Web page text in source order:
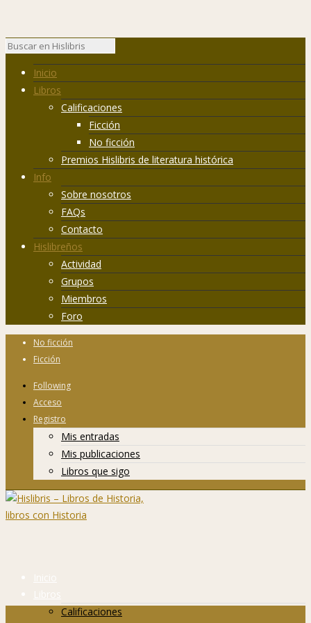
Inicio
Libros
Calificaciones
Ficción
No ficción
Premios Hislibris de literatura histórica
Info
Sobre nosotros
FAQs
Contacto
Hislibreños
Actividad
Grupos
Miembros
Foro
No ficción
Ficción
Following
Acceso
Registro
Mis entradas
Mis publicaciones
Libros que sigo
Inicio
Libros
Calificaciones